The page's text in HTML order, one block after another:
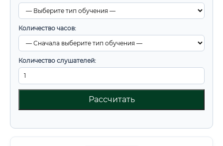
Количество часов:
Количество слушателей:
Рассчитать